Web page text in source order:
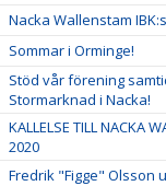
Nacka Wallenstam
Sommar i Orminge!
Stöd vår förening
Stormarknad i Nacka!
KALLELSE TILL NACKA
2020
Fredrik "Figge" Olsson